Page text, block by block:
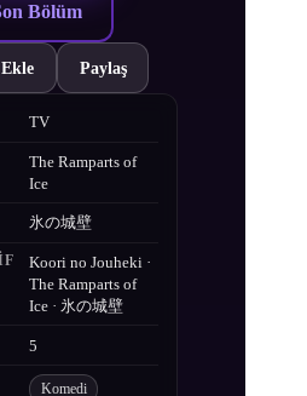
Bölüm
Paylaş
TV
The Ramparts of
Ice
氷の城壁
Koori no Jouheki ·
The Ramparts of
Ice · 氷の城壁
5
Komedi